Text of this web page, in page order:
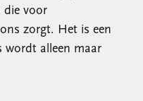
die voor
zorgt. Het is een
wordt alleen maar